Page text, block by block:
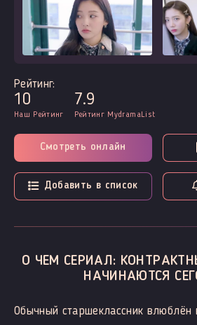
Рейтинг:
10
Наш Рейтинг
7.9
Рейтинг MydramaList
Смотреть онлайн
Добавить в список
О ЧЕМ СЕРИАЛ:
НАЧИНАЮТСЯ
Обычный старшеклассник влюблён